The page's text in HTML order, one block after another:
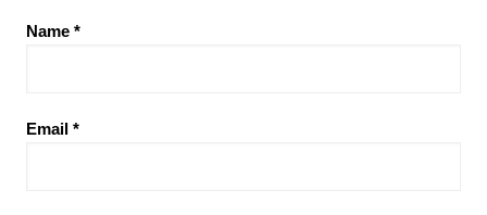
Name *
Email *